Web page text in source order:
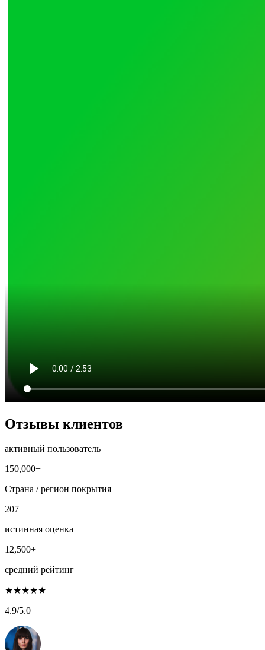
Отзывы клиентов
активный пользователь
150,000+
Страна / регион покрытия
207
истинная оценка
12,500+
средний рейтинг
★★★★★
4.9/5.0